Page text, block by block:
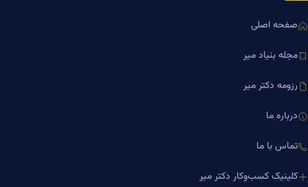
صفحه اصلی
مجله بنیاد میر
رزومه دکتر میر
درباره ما
تماس با ما
کلینیک کسب‌وکار دکتر میر